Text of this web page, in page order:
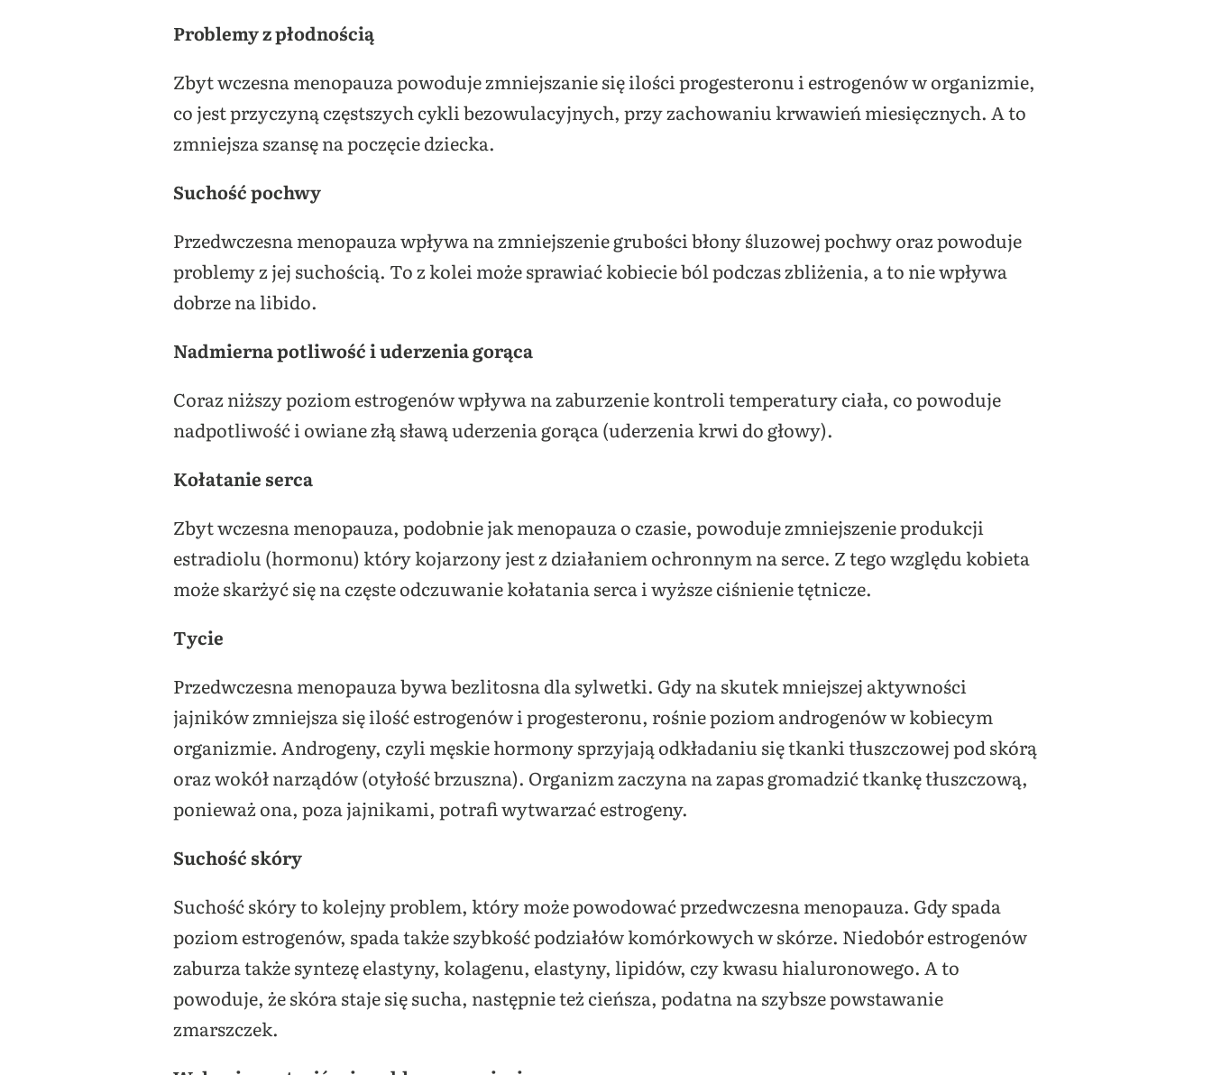
Problemy z płodnością
Zbyt wczesna menopauza powoduje zmniejszanie się ilości progesteronu i estrogenów w organizmie,
co jest przyczyną częstszych cykli bezowulacyjnych, przy zachowaniu krwawień miesięcznych. A to
zmniejsza szansę na poczęcie dziecka.
Suchość pochwy
Przedwczesna menopauza wpływa na zmniejszenie grubości błony śluzowej pochwy oraz powoduje
problemy z jej suchością. To z kolei może sprawiać kobiecie ból podczas zbliżenia, a to nie wpływa
dobrze na libido.
Nadmierna potliwość i uderzenia gorąca
Coraz niższy poziom estrogenów wpływa na zaburzenie kontroli temperatury ciała, co powoduje
nadpotliwość i owiane złą sławą uderzenia gorąca (uderzenia krwi do głowy).
Kołatanie serca
Zbyt wczesna menopauza, podobnie jak menopauza o czasie, powoduje zmniejszenie produkcji
estradiolu (hormonu) który kojarzony jest z działaniem ochronnym na serce. Z tego względu kobieta
może skarżyć się na częste odczuwanie kołatania serca i wyższe ciśnienie tętnicze.
Tycie
Przedwczesna menopauza bywa bezlitosna dla sylwetki. Gdy na skutek mniejszej aktywności
jajników zmniejsza się ilość estrogenów i progesteronu, rośnie poziom androgenów w kobiecym
organizmie. Androgeny, czyli męskie hormony sprzyjają odkładaniu się tkanki tłuszczowej pod skórą
oraz wokół narządów (otyłość brzuszna). Organizm zaczyna na zapas gromadzić tkankę tłuszczową,
ponieważ ona, poza jajnikami, potrafi wytwarzać estrogeny.
Suchość skóry
Suchość skóry to kolejny problem, który może powodować przedwczesna menopauza. Gdy spada
poziom estrogenów, spada także szybkość podziałów komórkowych w skórze. Niedobór estrogenów
zaburza także syntezę elastyny, kolagenu, elastyny, lipidów, czy kwasu hialuronowego. A to
powoduje, że skóra staje się sucha, następnie też cieńsza, podatna na szybsze powstawanie
zmarszczek.